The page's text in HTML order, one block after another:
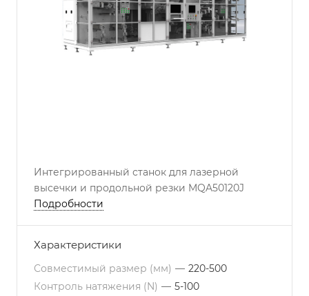
Интегрированный станок для лазерной
высечки и продольной резки MQA50120J
Подробности
Характеристики
Совместимый размер (мм) — 220-500
Контроль натяжения (N) — 5-100